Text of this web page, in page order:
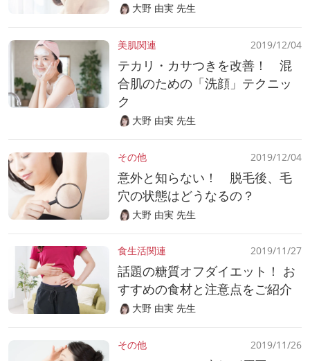
大野 由実 先生
美肌関連 2019/12/04
テカリ・カサつきを改善！ 混
合肌のための「洗顔」テクニッ
ク
大野 由実 先生
その他 2019/12/04
意外と知らない！ 脱毛後、毛
穴の状態はどうなるの？
大野 由実 先生
食生活関連 2019/11/27
話題の糖質オフダイエット！ お
すすめの食材と注意点をご紹介
大野 由実 先生
その他 2019/11/26